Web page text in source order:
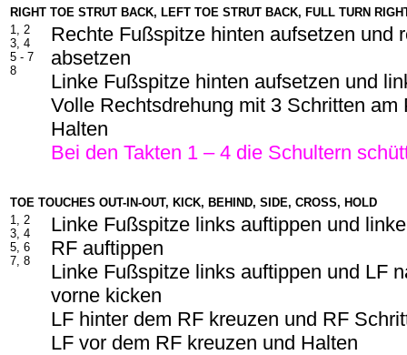
RIGHT TOE STRUT BACK, LEFT TOE STRUT BACK, FULL TURN
1, 2
3, 4
5 - 7
8
Rechte Fußspitze hinten aufsetzen und
absetzen
Linke Fußspitze hinten aufsetzen und
Volle Rechtsdrehung mit 3 Schritten am
Halten
Bei den Takten 1 – 4 die Schultern
TOE TOUCHES OUT-IN-OUT, KICK, BEHIND, SIDE, CROSS, HOLD
1, 2
3, 4
5, 6
7, 8
Linke Fußspitze links auftippen und
RF auftippen
Linke Fußspitze links auftippen und LF
vorne kicken
LF hinter dem RF kreuzen und RF
LF vor dem RF kreuzen und Halten